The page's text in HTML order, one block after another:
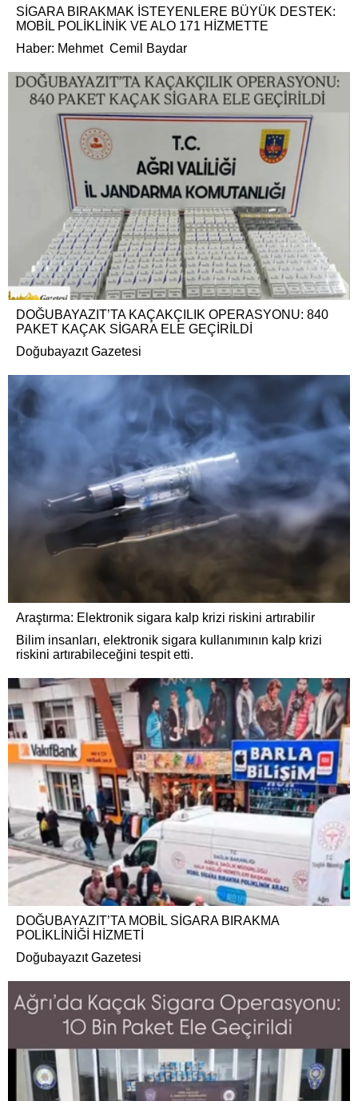
SİGARA BIRAKMAK İSTEYENLERE BÜYÜK DESTEK:
MOBİL POLİKLİNİK VE ALO 171 HİZMETTE
Haber: Mehmet Cemil Baydar
DOĞUBAYAZIT’TA KAÇAKÇILIK OPERASYONU: 840
PAKET KAÇAK SİGARA ELE GEÇİRİLDİ
Doğubayazıt Gazetesi
Araştırma: Elektronik sigara kalp krizi riskini artırabilir
Bilim insanları, elektronik sigara kullanımının kalp krizi
riskini artırabileceğini tespit etti.
DOĞUBAYAZIT’TA MOBİL SİGARA BIRAKMA
POLİKLİNİĞİ HİZMETİ
Doğubayazıt Gazetesi